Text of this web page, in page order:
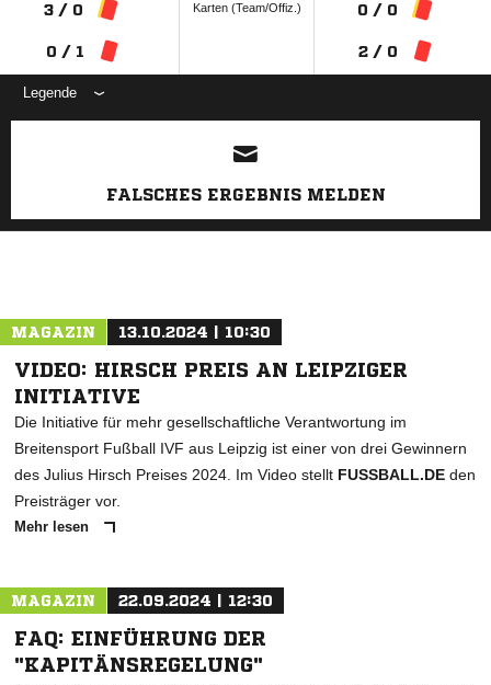
3 / 0
0 / 1
Karten (Team/Offiz.) 0 / 0
2 / 0
Legende
ANZEIGE
FALSCHES ERGEBNIS MELDEN
MAGAZIN 13.10.2024 | 10:30
VIDEO: HIRSCH PREIS AN LEIPZIGER
INITIATIVE
Die Initiative für mehr gesellschaftliche Verantwortung im
Breitensport Fußball IVF aus Leipzig ist einer von drei Gewinnern
des Julius Hirsch Preises 2024. Im Video stellt FUSSBALL.DE den
Preisträger vor.
Mehr lesen
MAGAZIN 22.09.2024 | 12:30
FAQ: EINFÜHRUNG DER
"KAPITÄNSREGELUNG"